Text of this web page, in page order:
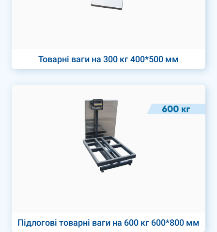
Товарні ваги на 300 кг 400*500 мм
Підлогові товарні ваги на 600 кг 600*800 мм